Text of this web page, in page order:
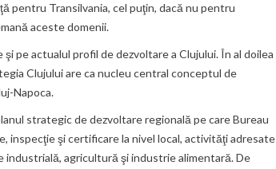
pentru Transilvania, cel puţin, dacă nu pentru
aceste domenii.
pe actualul profil de dezvoltare a Clujului. În al doilea
Clujului are ca nucleu central conceptul de
Napoca.
strategic de dezvoltare regională pe care Bureau
inspecţie şi certificare la nivel local, activităţi adresate
industrială, agricultură şi industrie alimentară. De